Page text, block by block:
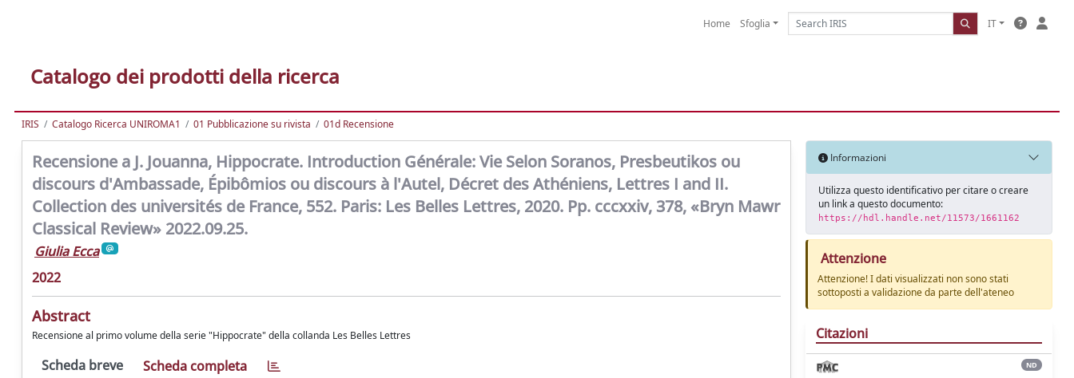
Home Sfoglia IT
Catalogo dei prodotti della ricerca
IRIS Catalogo Ricerca UNIROMA1 01 Pubblicazione su rivista 01d Recensione
Recensione a J. Jouanna, Hippocrate. Introduction Générale: Vie Selon Soranos, Presbeutikos ou
discours d'Ambassade, Épibômios ou discours à l'Autel, Décret des Athéniens, Lettres I and II.
Collection des universités de France, 552. Paris: Les Belles Lettres, 2020. Pp. cccxxiv, 378, «Bryn Mawr
Classical Review» 2022.09.25.
Giulia Ecca
2022
Abstract
Recensione al primo volume della serie "Hippocrate" della collanda Les Belles Lettres
Scheda breve Scheda completa
Informazioni
Utilizza questo identificativo per citare o creare
un link a questo documento:
https://hdl.handle.net/11573/1661162
Attenzione
Attenzione! I dati visualizzati non sono stati
sottoposti a validazione da parte dell'ateneo
Citazioni
ND